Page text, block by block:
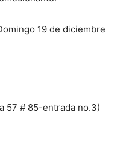
19 de diciembre
57 # 85-entrada no.3)